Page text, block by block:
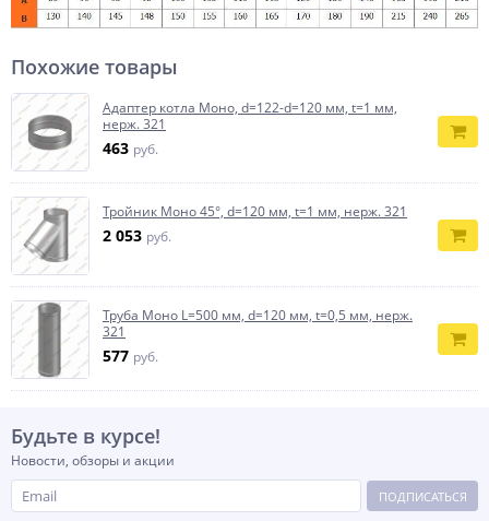
Похожие товары
Адаптер котла Моно, d=122-d=120 мм, t=1 мм,
нерж. 321
463 руб.
Тройник Моно 45°, d=120 мм, t=1 мм, нерж. 321
2 053 руб.
Труба Моно L=500 мм, d=120 мм, t=0,5 мм, нерж.
321
577 руб.
Будьте в курсе!
Новости, обзоры и акции
ПОДПИСАТЬСЯ